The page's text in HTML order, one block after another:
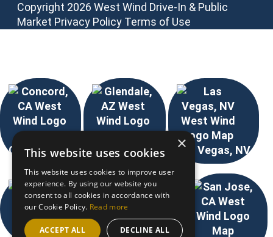
Copyright 2026 West Wind Drive-In & Public
Market Privacy Policy Terms of Use
Concord, CA Glendale, AZ Las Vegas, NV
Reno, NV
×
This website uses cookies
This website uses cookies to improve user
experience. By using our website you
consent to all cookies in accordance with
our Cookie Policy. Read more
ACCEPT ALL DECLINE ALL